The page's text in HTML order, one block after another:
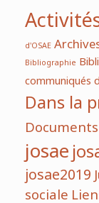
d'OSAE
Bibliographie
communiqués
Dans la
Documents
josae
josae2019
sociale